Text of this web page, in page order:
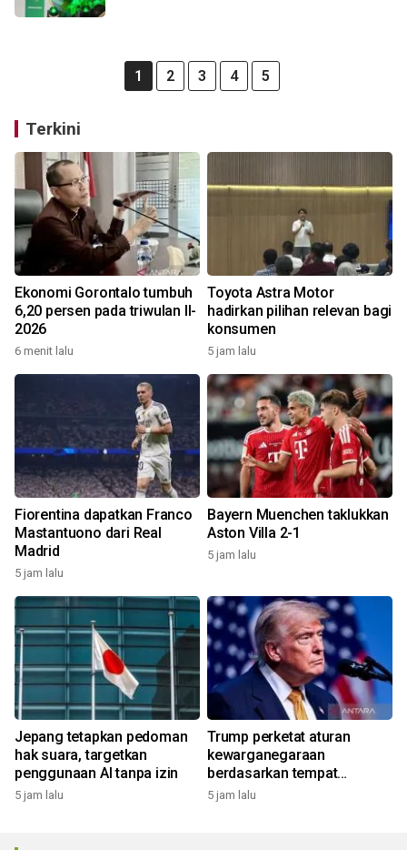
1 2 3 4 5
Terkini
Ekonomi Gorontalo tumbuh
6,20 persen pada triwulan II-
2026
6 menit lalu
Toyota Astra Motor
hadirkan pilihan relevan bagi
konsumen
5 jam lalu
Fiorentina dapatkan Franco
Mastantuono dari Real
Madrid
5 jam lalu
Bayern Muenchen taklukkan
Aston Villa 2-1
5 jam lalu
Jepang tetapkan pedoman
hak suara, targetkan
penggunaan AI tanpa izin
5 jam lalu
Trump perketat aturan
kewarganegaraan
berdasarkan tempat
kelahiran
5 jam lalu